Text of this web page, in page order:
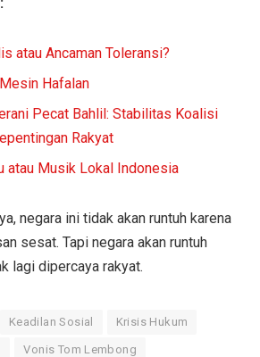
atau Ancaman Toleransi?
Hafalan
Pecat Bahlil: Stabilitas Koalisi
Rakyat
atau Musik Lokal Indonesia
negara ini tidak akan runtuh karena
sesat. Tapi negara akan runtuh
lagi dipercaya rakyat.
Keadilan Sosial Krisis Hukum
Vonis Tom Lembong